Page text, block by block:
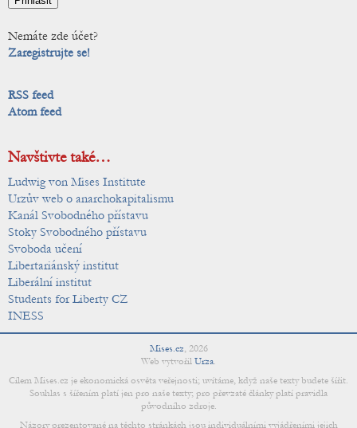
Nemáte zde účet?
Zaregistrujte se!
RSS feed
Atom feed
Navštivte také…
Ludwig von Mises Institute
Urzův web o anarchokapitalismu
Kanál Svobodného přístavu
Stoky Svobodného přístavu
Svoboda učení
Libertariánský institut
Liberální institut
Students for Liberty CZ
INESS
Mises.cz, 2026
Web vytvořil Urza.
Cílem Mises.cz je ekonomická osvěta veřejnosti; uvítáme, když naše texty budete šířit.
Souhlas s šířením platí jen pro naše texty; pro převzaté články platí pravidla
původního zdroje.
Názory prezentované na těchto stránkách jsou individuálními vyjádřeními jejich